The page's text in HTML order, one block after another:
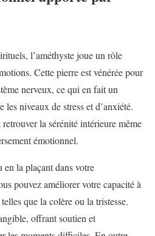
l’améthyste joue un rôle
Cette pierre est vénérée pour
nerveux, ce qui en fait un
niveaux de stress et d’anxiété.
la sérénité intérieure même
émotionnel.
en la plaçant dans votre
pouvez améliorer votre capacité à
que la colère ou la tristesse.
offrant soutien et